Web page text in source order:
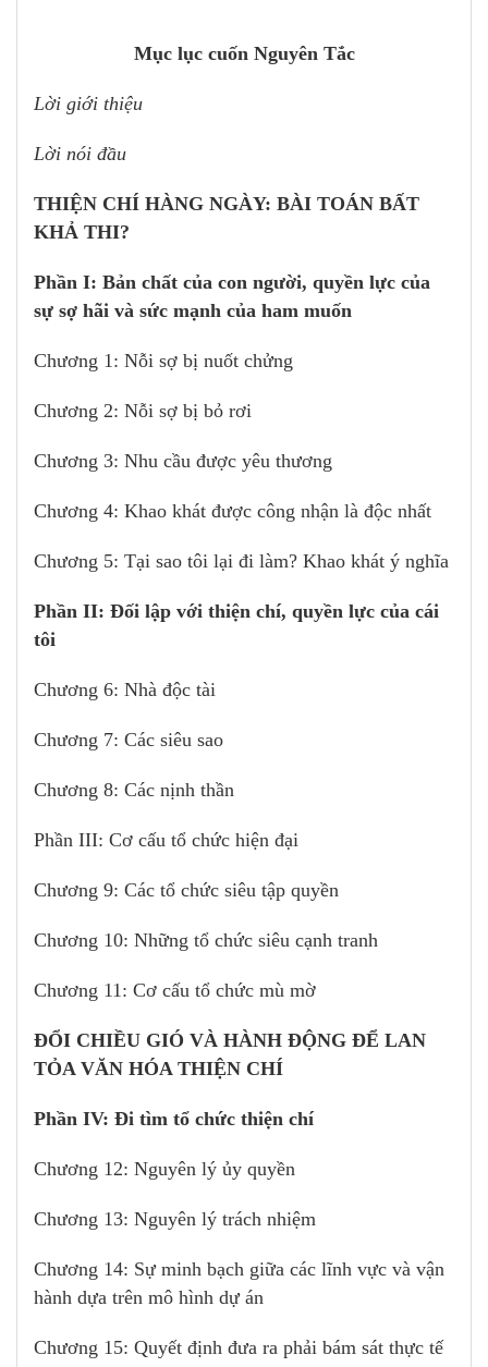
Mục lục cuốn Nguyên Tắc
Lời giới thiệu
Lời nói đầu
THIỆN CHÍ HÀNG NGÀY: BÀI TOÁN BẤT
KHẢ THI?
Phần I: Bản chất của con người, quyền lực của
sự sợ hãi và sức mạnh của ham muốn
Chương 1: Nỗi sợ bị nuốt chửng
Chương 2: Nỗi sợ bị bỏ rơi
Chương 3: Nhu cầu được yêu thương
Chương 4: Khao khát được công nhận là độc nhất
Chương 5: Tại sao tôi lại đi làm? Khao khát ý nghĩa
Phần II: Đối lập với thiện chí, quyền lực của cái
tôi
Chương 6: Nhà độc tài
Chương 7: Các siêu sao
Chương 8: Các nịnh thần
Phần III: Cơ cấu tổ chức hiện đại
Chương 9: Các tổ chức siêu tập quyền
Chương 10: Những tổ chức siêu cạnh tranh
Chương 11: Cơ cấu tổ chức mù mờ
ĐỔI CHIỀU GIÓ VÀ HÀNH ĐỘNG ĐỂ LAN
TỎA VĂN HÓA THIỆN CHÍ
Phần IV: Đi tìm tổ chức thiện chí
Chương 12: Nguyên lý ủy quyền
Chương 13: Nguyên lý trách nhiệm
Chương 14: Sự minh bạch giữa các lĩnh vực và vận
hành dựa trên mô hình dự án
Chương 15: Quyết định đưa ra phải bám sát thực tế